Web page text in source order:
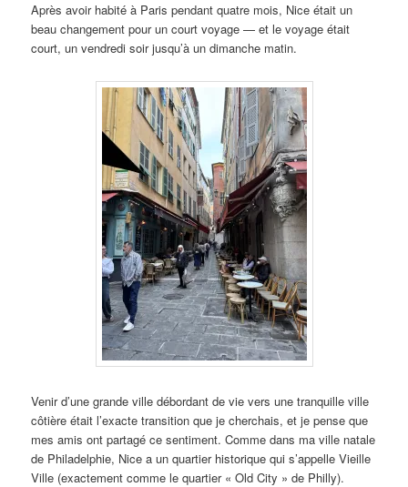
Après avoir habité à Paris pendant quatre mois, Nice était un
beau changement pour un court voyage — et le voyage était
court, un vendredi soir jusqu’à un dimanche matin.
Venir d’une grande ville débordant de vie vers une tranquille ville
côtière était l’exacte transition que je cherchais, et je pense que
mes amis ont partagé ce sentiment. Comme dans ma ville natale
de Philadelphie, Nice a un quartier historique qui s’appelle Vieille
Ville (exactement comme le quartier « Old City » de Philly).